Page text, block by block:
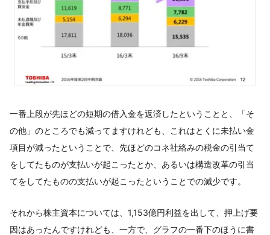
一番上段が先ほどの短期の借入金を返済したということと、「そ
の他」のところでも減ってますけれども、これはとくに未払い金
項目が減ったということで、先ほどのコネ社絡みの税金の引当て
をしてたものが支払いが起こったとか、あるいは構造改革の引当
てをしてたものの支払いが起こったということでの減少です。
それから株主資本については、1,153億円利益を出して、押上げ要
因はあったんですけれども、一方で、グラフの一番下のほうに書